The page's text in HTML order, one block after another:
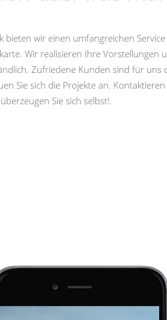
wir einen umfangreichen
Wir realisieren Ihre Vorstellungen
Zufriedene Kunden sind für
Sie sich die Projekte an.
Sie sich selbst!.